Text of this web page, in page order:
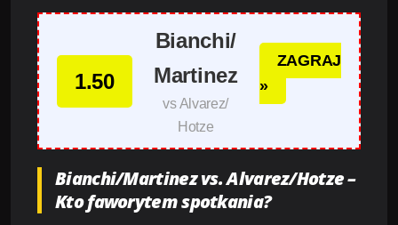
1.50
Bianchi/
Martinez
vs Alvarez/
Hotze
ZAGRAJ
»
Bianchi/Martinez vs. Alvarez/Hotze –
Kto faworytem spotkania?